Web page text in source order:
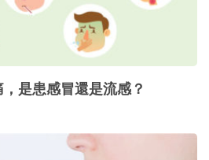
是患感冒還是流感？